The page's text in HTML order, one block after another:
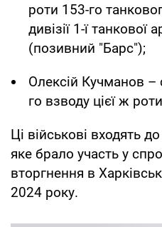
роти 153-го
дивізії 1-ї
(позивний "Барс");
Олексій Кучманов –
го взводу цієї ж
Ці військові входять
яке брало участь у
вторгнення в
2024 року.